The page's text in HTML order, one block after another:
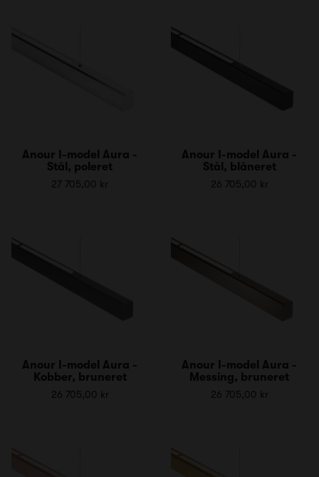
Anour I-model Aura -
Stål, poleret
27 705,00 kr
Anour I-model Aura -
Stål, blåneret
26 705,00 kr
Anour I-model Aura -
Kobber, bruneret
26 705,00 kr
Anour I-model Aura -
Messing, bruneret
26 705,00 kr